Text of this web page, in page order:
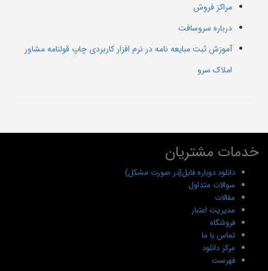
مراکز فروش
درباره سروسافت
آموزش ثبت مبایعه نامه در نرم افزار کاربردی چاپ قولنامه مشاور
املاک سرو
خدمات مشتریان
دانلود دوباره فایل(در صورت مشکل)
سوالات متداول
مقالات
مدیریت اعتبار
فروشگاه
تماس با ما
مرکز دانلود
فهرست